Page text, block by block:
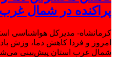
پراکنده در شمال
کرمانشاه- مدیرکل هواشناسی
امروز و فردا کاهش دما، وزش
شمال غرب استان پیش‌بینی